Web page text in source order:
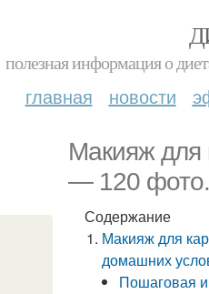
полезная информация о
главная новости
Макияж для
— 120 фото.
Содержание
Макияж для
домашних
Пошаговая